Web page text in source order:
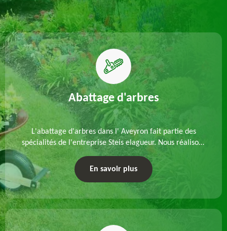
Abattage d'arbres
L'abattage d'arbres dans l' Aveyron fait partie des
spécialités de l'entreprise Steis elagueur. Nous réalisons
un abattage direct ou par démontage, tenant compte
des particularités du site et des végétaux.
En savoir plus